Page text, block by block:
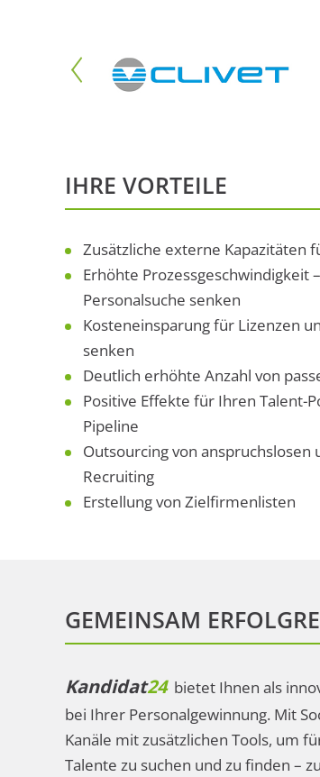
IHRE VORTEILE
Zusätzliche externe Kapazitäten
Erhöhte Prozessgeschwindigkeit
Personalsuche senken
Kosteneinsparung für Lizenzen
senken
Deutlich erhöhte Anzahl von
Positive Effekte für Ihren Talent-
Pipeline
Outsourcing von
Recruiting
Erstellung von Zielfirmenlisten
GEMEINSAM
Kandidat24 bietet Ihnen als
bei Ihrer Personalgewinnung. Mit
Kanäle mit zusätzlichen Tools, um
Talente zu suchen und zu finden –